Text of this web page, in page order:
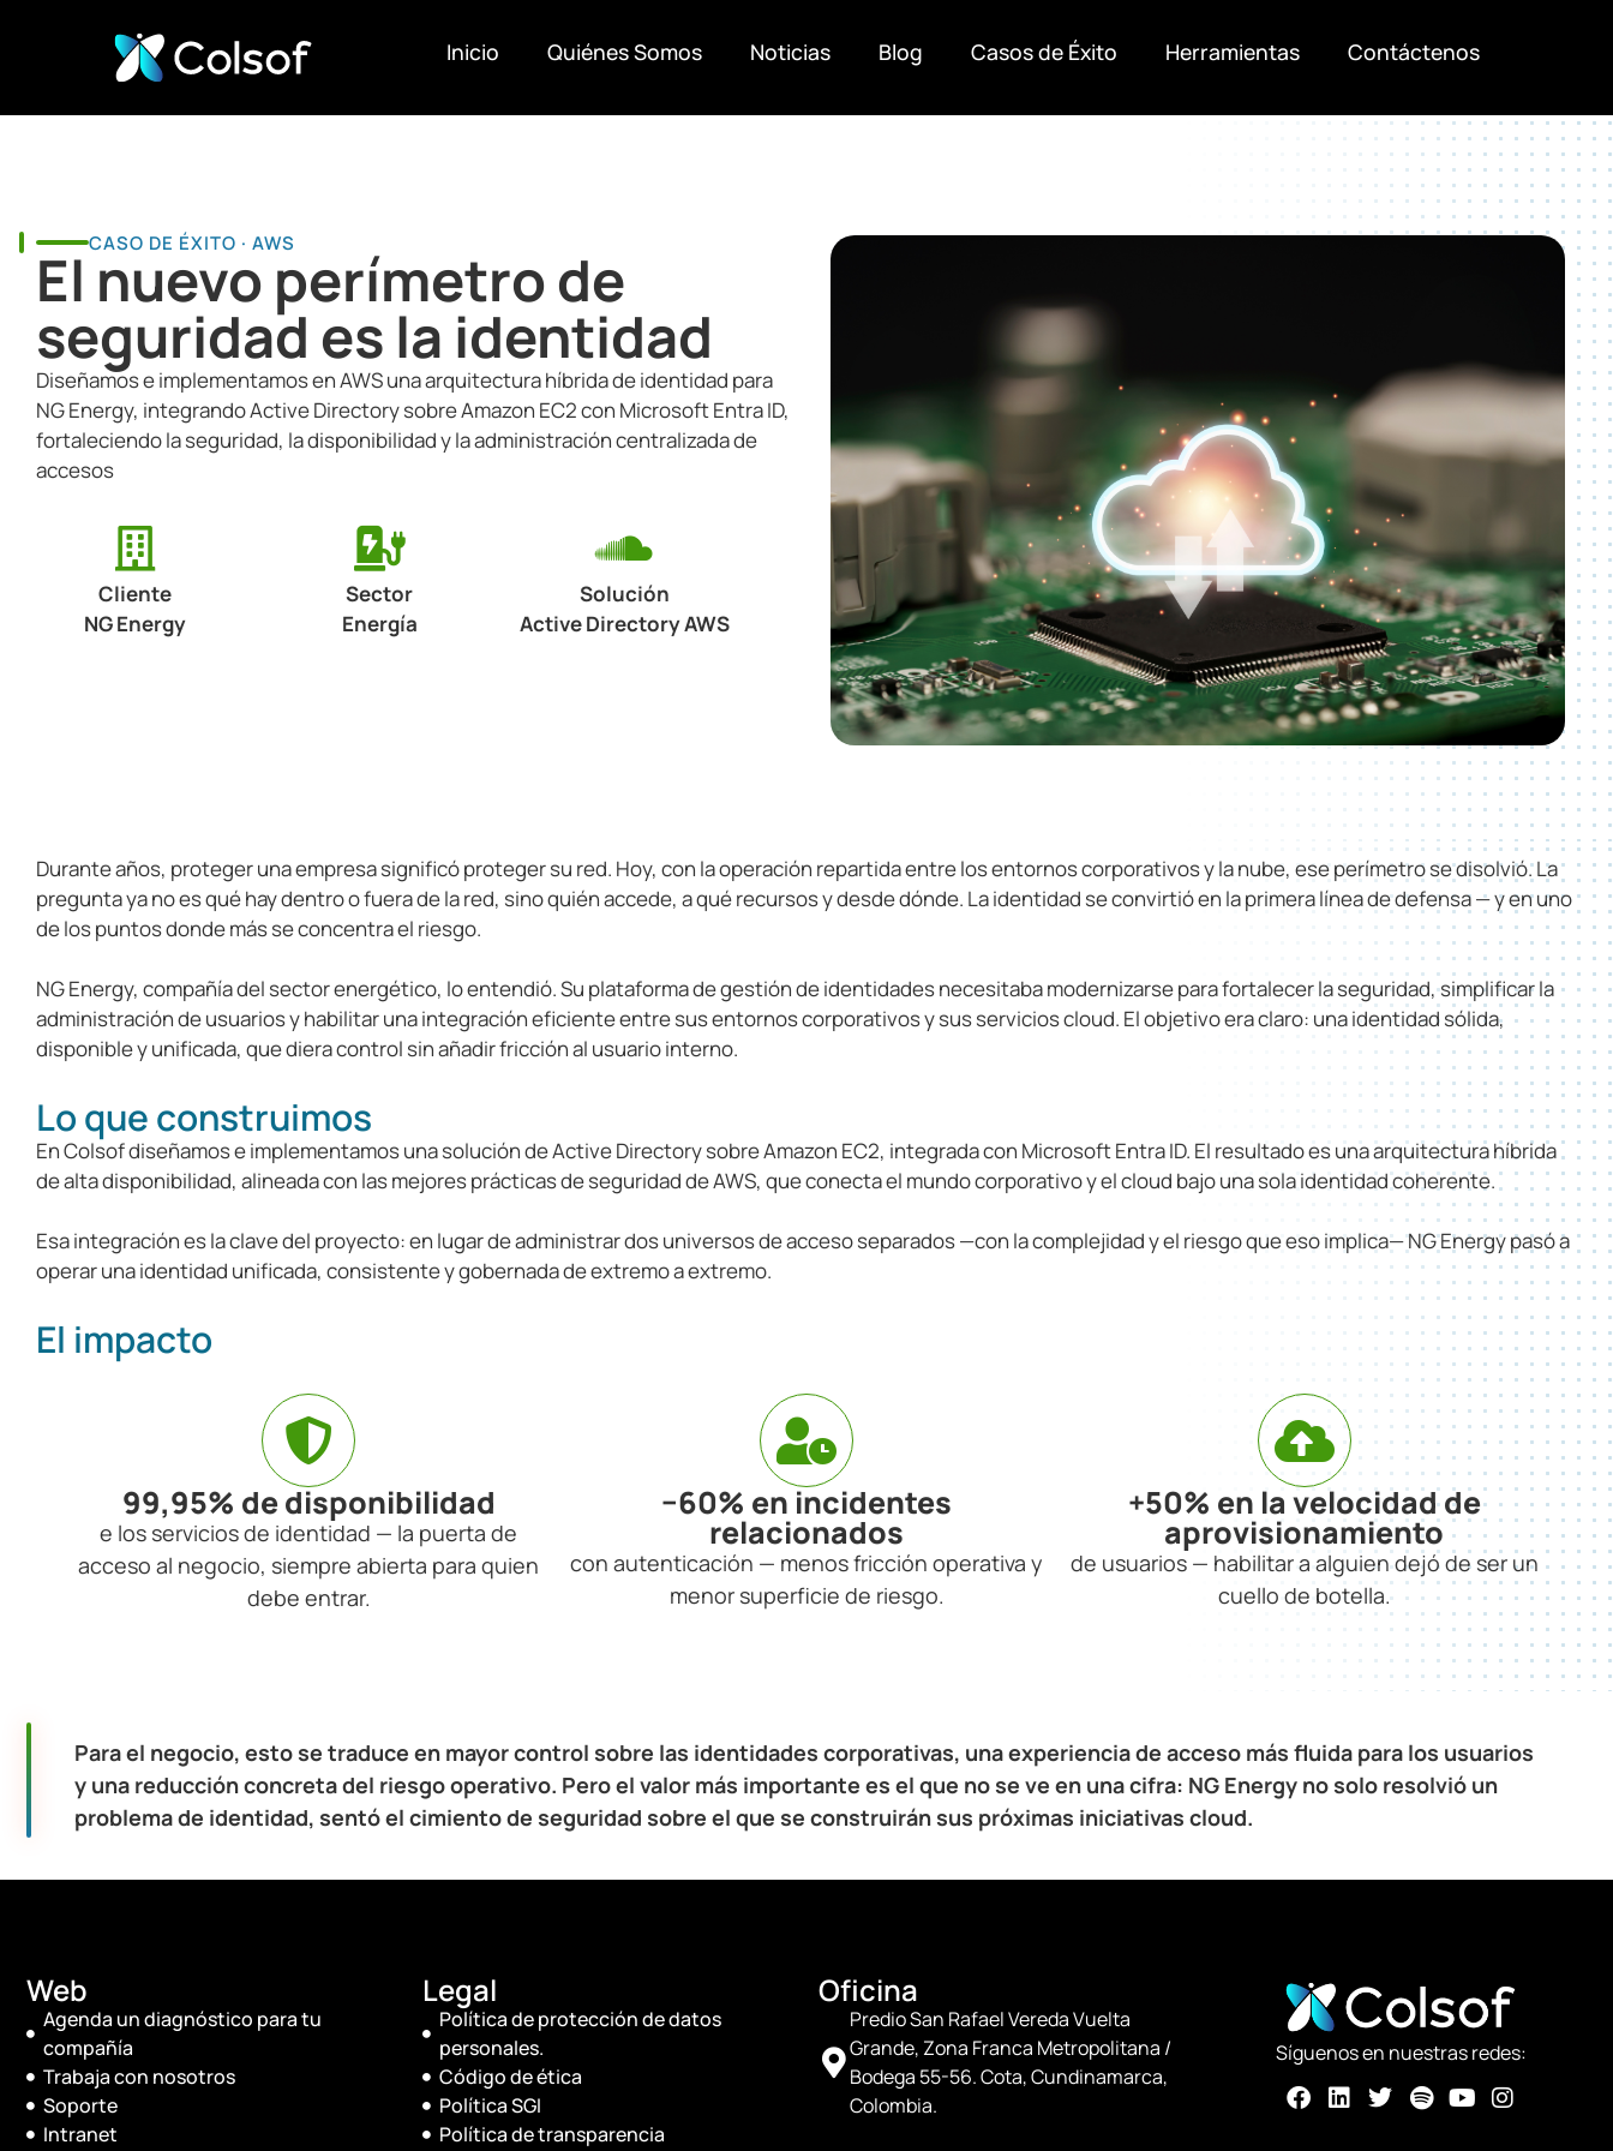
Inicio Quiénes Somos Noticias Blog Casos de Éxito Herramientas Contáctenos
CASO DE ÉXITO · AWS
El nuevo perímetro de
seguridad es la identidad
Diseñamos e implementamos en AWS una arquitectura híbrida de identidad para
NG Energy, integrando Active Directory sobre Amazon EC2 con Microsoft Entra ID,
fortaleciendo la seguridad, la disponibilidad y la administración centralizada de
accesos
Cliente
NG Energy
Sector
Energía
Solución
Active Directory AWS
Durante años, proteger una empresa significó proteger su red. Hoy, con la operación repartida entre los entornos corporativos y la nube, ese perímetro se disolvió. La
pregunta ya no es qué hay dentro o fuera de la red, sino quién accede, a qué recursos y desde dónde. La identidad se convirtió en la primera línea de defensa — y en uno
de los puntos donde más se concentra el riesgo.
NG Energy, compañía del sector energético, lo entendió. Su plataforma de gestión de identidades necesitaba modernizarse para fortalecer la seguridad, simplificar la
administración de usuarios y habilitar una integración eficiente entre sus entornos corporativos y sus servicios cloud. El objetivo era claro: una identidad sólida,
disponible y unificada, que diera control sin añadir fricción al usuario interno.
Lo que construimos
En Colsof diseñamos e implementamos una solución de Active Directory sobre Amazon EC2, integrada con Microsoft Entra ID. El resultado es una arquitectura híbrida
de alta disponibilidad, alineada con las mejores prácticas de seguridad de AWS, que conecta el mundo corporativo y el cloud bajo una sola identidad coherente.
Esa integración es la clave del proyecto: en lugar de administrar dos universos de acceso separados —con la complejidad y el riesgo que eso implica— NG Energy pasó a
operar una identidad unificada, consistente y gobernada de extremo a extremo.
El impacto
99,95% de disponibilidad
e los servicios de identidad — la puerta de
acceso al negocio, siempre abierta para quien
debe entrar.
−60% en incidentes
relacionados
con autenticación — menos fricción operativa y
menor superficie de riesgo.
+50% en la velocidad de
aprovisionamiento
de usuarios — habilitar a alguien dejó de ser un
cuello de botella.
Para el negocio, esto se traduce en mayor control sobre las identidades corporativas, una experiencia de acceso más fluida para los usuarios
y una reducción concreta del riesgo operativo. Pero el valor más importante es el que no se ve en una cifra: NG Energy no solo resolvió un
problema de identidad, sentó el cimiento de seguridad sobre el que se construirán sus próximas iniciativas cloud.
Web
Agenda un diagnóstico para tu
compañía
Trabaja con nosotros
Soporte
Intranet
Legal
Política de protección de datos
personales.
Código de ética
Política SGI
Política de transparencia
Oficina
Predio San Rafael Vereda Vuelta
Grande, Zona Franca Metropolitana /
Bodega 55-56. Cota, Cundinamarca,
Colombia.
Síguenos en nuestras redes: